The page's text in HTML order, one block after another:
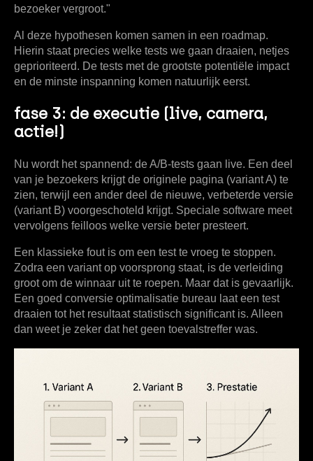
bezoeker vergroot."
Al deze hypothesen komen samen in een roadmap.
Hierin staat precies welke tests we gaan draaien, netjes
geprioriteerd. De tests met de grootste potentiële impact
en de minste inspanning komen natuurlijk eerst.
fase 3: de executie (live, camera,
actie!)
Nu wordt het spannend: de A/B-tests gaan live. Een deel
van je bezoekers krijgt de originele pagina (variant A) te
zien, terwijl een ander deel de nieuwe, verbeterde versie
(variant B) voorgeschoteld krijgt. Speciale software meet
vervolgens feilloos welke versie beter presteert.
Een klassieke fout is om een test te vroeg te stoppen.
Zodra een variant op voorsprong staat, is de verleiding
groot om de winnaar uit te roepen. Maar dat is gevaarlijk.
Een goed conversie optimalisatie bureau laat een test
draaien tot het resultaatstatistisch significantis. Alleen
dan weet je zeker dat het geen toevalstreffer was.